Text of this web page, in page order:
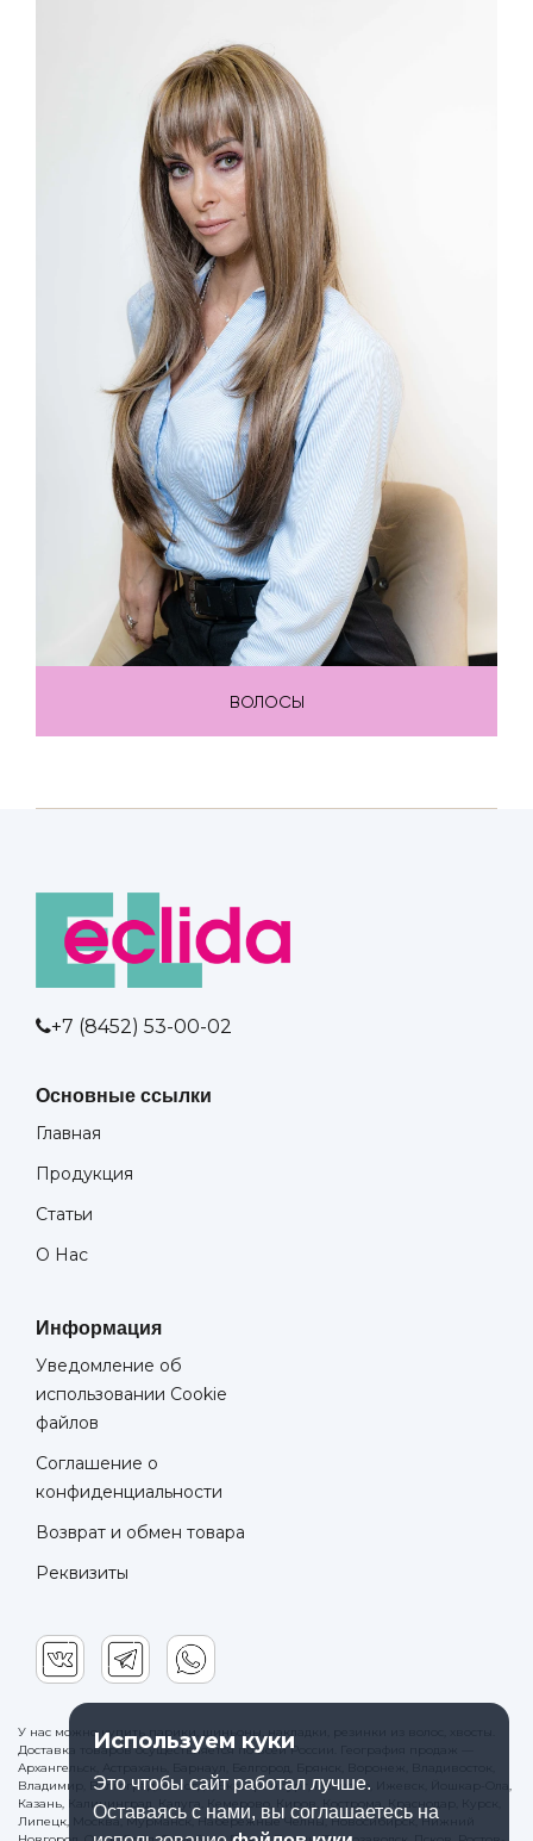
Используем куки
Это чтобы сайт работал лучше.
Оставаясь с нами, вы соглашаетесь на
ВОЛОСЫ
+7 (8452) 53-00-02
Основные ссылки
Главная
Продукция
Статьи
О Нас
Информация
Уведомление об
использовании Cookie
файлов
Соглашение о
конфиденциальности
Возврат и обмен товара
Реквизиты
У нас можно купить парики, шиньоны, накладки, резинки из волос, хвосты.
Доставка товаров осуществляется по всей России. География продаж —
Архангельск, Астрахань, Барнаул, Белгород, Брянск, Воронеж, Владивосток,
Владимир, Волгоград, Вологда, Екатеринбург, Иваново, Ижевск, Йошкар-Ола,
Казань, Калининград, Калуга, Кемерово, Киров, Кострома, Краснодар, Курск,
Липецк, Москва, Мурманск, Набережные Челны, Новосибирск, Нижний